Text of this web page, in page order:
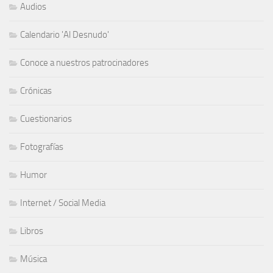
Audios
Calendario 'Al Desnudo'
Conoce a nuestros patrocinadores
Crónicas
Cuestionarios
Fotografías
Humor
Internet / Social Media
Libros
Música